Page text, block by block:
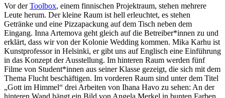
Vor derToolbox, einem finnischen Projektraum, stehen mehrere
Leute herum. Der kleine Raum ist hell erleuchtet, es stehen
Getränke und eine Pizzapackung auf dem Tisch neben dem
Eingang. Inna Artemova geht gleich auf die Betreiber*innen zu und
erklärt, dass wir von der Kolonie Wedding kommen. Mika Karhu ist
Kunstprofessor in Helsinki, er gibt uns auf Englisch eine Einführung
in das Konzept der Ausstellung. Im hinteren Raum werden fünf
Filme von Student*innen aus seiner Klasse gezeigt, die sich mit dem
Thema Flucht beschäftigen. Im vorderen Raum sind unter dem Titel
„Gott im Himmel“ drei Arbeiten von Ihana Havo zu sehen: An der